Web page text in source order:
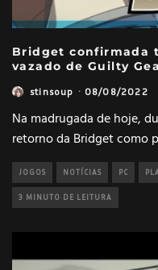
Bridget confirmada
vazado de Guilty
stinsoup · 08/08/2022
Na madrugada de hoje,
retorno da Bridget como
JOGOS NOTÍCIAS PC
3 MINUTO DE LEITURA